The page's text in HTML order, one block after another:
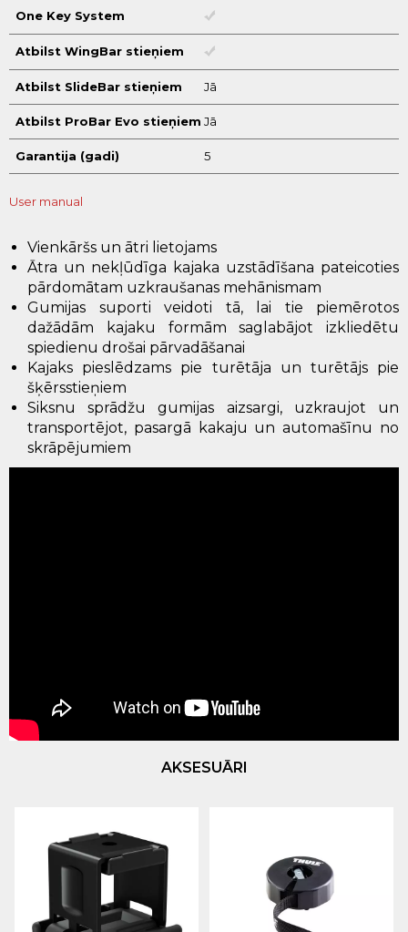
One Key System
Atbilst WingBar stieņiem
Atbilst SlideBar stieņiem Jā
Atbilst ProBar Evo stieņiem Jā
Garantija (gadi) 5
User manual
Vienkāršs un ātri lietojams
Ātra un nekļūdīga kajaka uzstādīšana pateicoties
pārdomātam uzkraušanas mehānismam
Gumijas suporti veidoti tā, lai tie piemērotos
dažādām kajaku formām saglabājot izkliedētu
spiedienu drošai pārvadāšanai
Kajaks pieslēdzams pie turētāja un turētājs pie
šķērsstieņiem
Siksnu sprādžu gumijas aizsargi, uzkraujot un
transportējot, pasargā kakaju un automašīnu no
skrāpējumiem
AKSESUĀRI